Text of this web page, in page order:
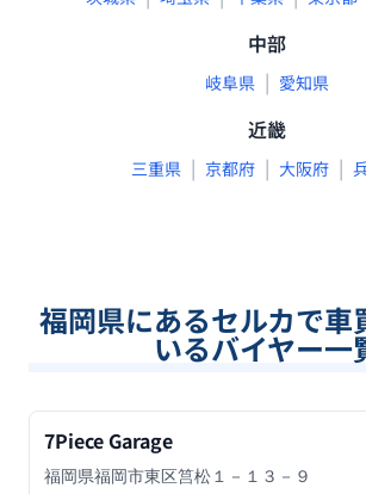
中部
岐阜県 | 愛知県
近畿
三重県 | 京都府 | 大阪府 |
福岡県にあるセルカで車
いるバイヤー一
7Piece Garage
福岡県福岡市東区筥松１－１３－９